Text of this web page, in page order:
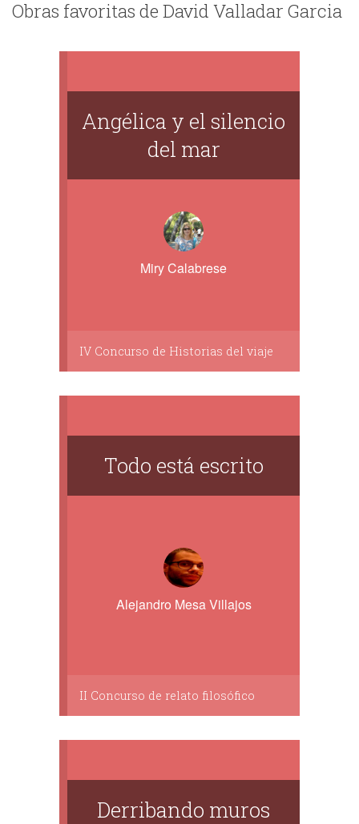
Obras favoritas de David Valladar Garcia
Angélica y el silencio
del mar
Miry Calabrese
IV Concurso de Historias del viaje
Todo está escrito
Alejandro Mesa Villajos
II Concurso de relato filosófico
Derribando muros